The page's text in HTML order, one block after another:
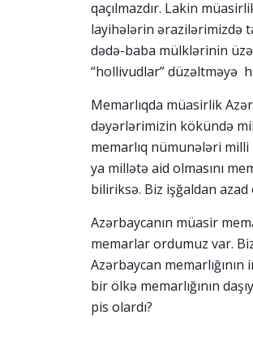
qaçılmazdır. Lakin
layihələrin ərazilərimizdə
dədə-baba mülklərinin
“hollivudlar” düzəltməyə
Memarlıqda müasirlik
dəyərlərimizin kökündə
memarlıq nümunələri
ya millətə aid olmasını
biliriksə. Biz işğaldan
Azərbaycanın müasir
memarlar ordumuz var.
Azərbaycan
bir ölkə memarlığının
pis olardı?